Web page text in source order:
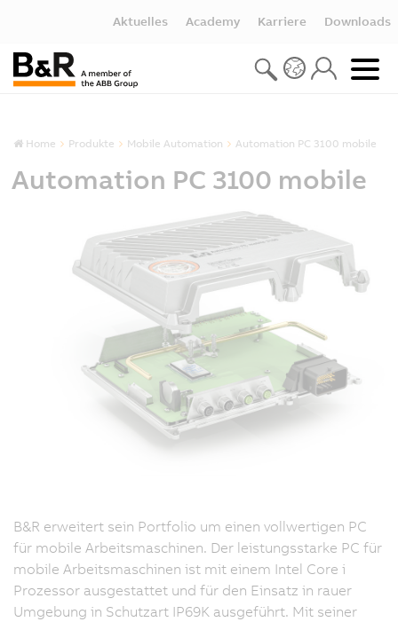
Aktuelles Academy Karriere Downloads
Home Produkte Mobile Automation Automation PC 3100 mobile
Automation PC 3100 mobile
B&R erweitert sein Portfolio um einen vollwertigen PC
für mobile Arbeitsmaschinen. Der leistungsstarke PC für
mobile Arbeitsmaschinen ist mit einem Intel Core i
Prozessor ausgestattet und für den Einsatz in rauer
Umgebung in Schutzart IP69K ausgeführt. Mit seiner